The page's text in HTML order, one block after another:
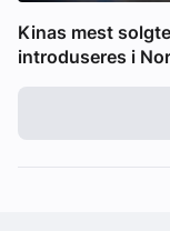
Kinas mest
introduseres i